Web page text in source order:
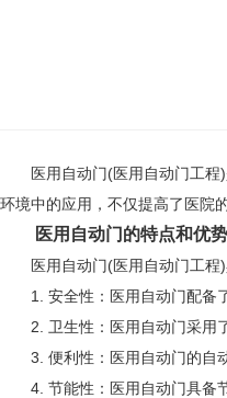
医用自动门(医用自动门工程)
环境中的应用，不仅提高了医院
医用自动门的特点和优势
医用自动门(医用自动门工程)
1. 安全性：医用自动门配备了
2. 卫生性：医用自动门采用了
3. 便利性：医用自动门的自动
4. 节能性：医用自动门具备节